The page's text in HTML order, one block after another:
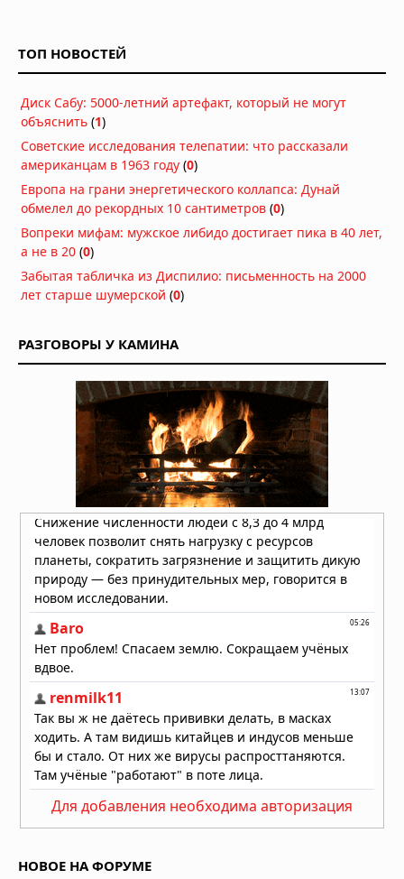
Землетрясение магнитудой 5,5 у
в Каире
03.08.2026 в 06:38
Супертайфун «Дельфин»: пятый
циклон максимальной мощности в
2026 году движется к побережью
Восточной Азии
Землетрясение в Италии: магнитуда
4,7 у Неаполя, повреждения и
01.08.2026 в 09:32
Подводный супервулкан Кикай
заполняется свежей магмой: новое
исследование раскрывает механизм
перезарядки гигантских кальдер
01.08.2026 в 08:30
Необычный торнадо ударил по
одному пригороду Чикаго дважды
31.07.2026 в 08:20
Лесные пожары объявлены
«угрозой национальной
безопасности» в Европе, пламя
распространилось на Грецию и
Великобританию
ТОП НОВОСТЕЙ
Диск Сабу: 5000-летний артефакт, который не могут
объяснить (1)
Советские исследования телепатии: что рассказали
американцам в 1963 году (0)
Европа на грани энергетического коллапса: Дунай
обмелел до рекордных 10 сантиметров (0)
Вопреки мифам: мужское либидо достигает пика в 40 лет,
а не в 20 (0)
Забытая табличка из Диспилио: письменность на 2000
лет старше шумерской (0)
РАЗГОВОРЫ У КАМИНА
Для добавления необходима авторизация
НОВОЕ НА ФОРУМЕ